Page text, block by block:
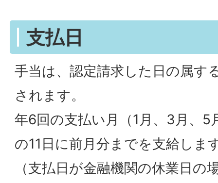
支払日
手当は、認定請求した日の属す
されます。
年6回の支払い月（1月、3月、5
の11日に前月分までを支給しま
（支払日が金融機関の休業日の